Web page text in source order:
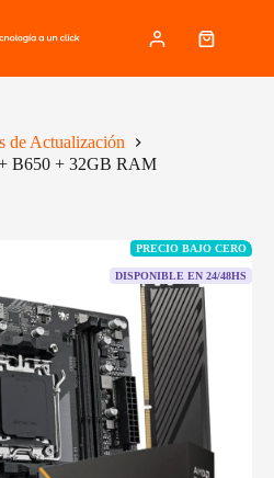
Carro
de Actualización
B650 + 32GB RAM
PRECIO BAJO CERO
DISPONIBLE EN 24/48HS